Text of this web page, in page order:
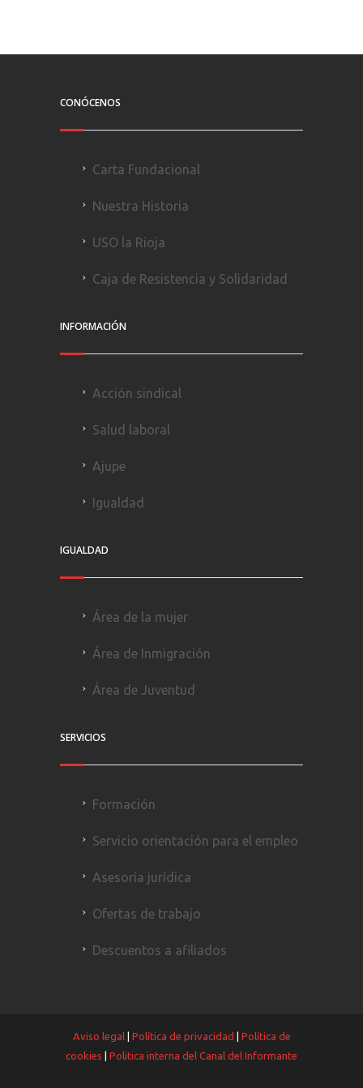
CONÓCENOS
Carta Fundacional
Nuestra Historia
USO la Rioja
Caja de Resistencia y Solidaridad
INFORMACIÓN
Acción sindical
Salud laboral
Ajupe
Igualdad
IGUALDAD
Área de la mujer
Área de Inmigración
Área de Juventud
SERVICIOS
Formación
Servicio orientación para el empleo
Asesoría jurídica
Ofertas de trabajo
Descuentos a afiliados
Aviso legal| Política de privacidad
Política de
cookies
Politica interna del Canal del Informante